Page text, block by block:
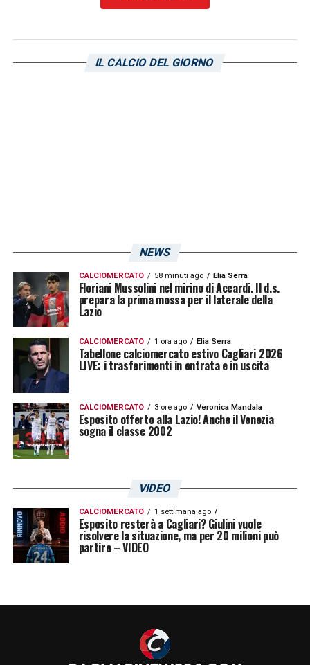
delle poche note liete della passata stagione.
A centrocampo sicuro di giocare anche per
IL CALCIO DEL GIORNO
NEWS
CALCIOMERCATO 58 minuti ago Elia Serra
Floriani Mussolini nel mirino di Accardi. Il d.s.
prepara la prima mossa per il laterale della
Lazio
CALCIOMERCATO 1 ora ago Elia Serra
Tabellone calciomercato estivo Cagliari 2026
LIVE: i trasferimenti in entrata e in uscita
CALCIOMERCATO 3 ore ago Veronica Mandala
Esposito offerto alla Lazio! Anche il Venezia
sogna il classe 2002
VIDEO
CALCIOMERCATO 1 settimana ago
Esposito resterà a Cagliari? Giulini vuole
risolvere la situazione, ma per 20 milioni può
partire – VIDEO